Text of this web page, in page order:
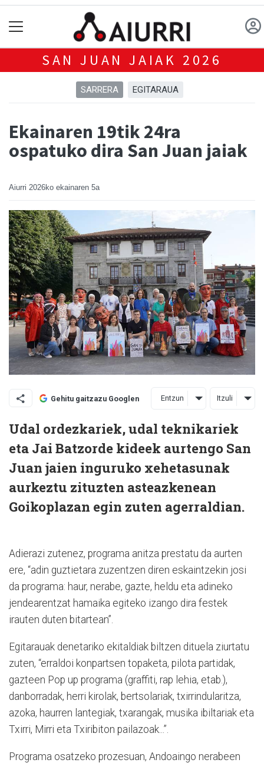
SAN JUAN JAIAK 2026
SARRERA EGITARAUA
Ekainaren 19tik 24ra
ospatuko dira San Juan jaiak
Aiurri 2026ko ekainaren 5a
Gehitu gaitzazu Googlen Entzun Itzuli
Udal ordezkariek, udal teknikariek
eta Jai Batzorde kideek aurtengo San
Juan jaien inguruko xehetasunak
aurkeztu zituzten asteazkenean
Goikoplazan egin zuten agerraldian.
Adierazi zutenez, programa anitza prestatu da aurten
ere, “adin guztietara zuzentzen diren eskaintzekin josi
da programa: haur, nerabe, gazte, heldu eta adineko
jendearentzat hamaika egiteko izango dira festek
irauten duten bitartean”.
Egitarauak denetariko ekitaldiak biltzen dituela ziurtatu
zuten, “erraldoi konpartsen topaketa, pilota partidak,
gazteen Pop up programa (graffiti, rap lehia, etab.),
danborradak, herri kirolak, bertsolariak, txirrindularitza,
azoka, haurren lantegiak, txarangak, musika ibiltariak eta
Txirri, Mirri eta Txiribiton pailazoak...”.
Programa osatzeko prozesuan, Andoaingo nerabeen